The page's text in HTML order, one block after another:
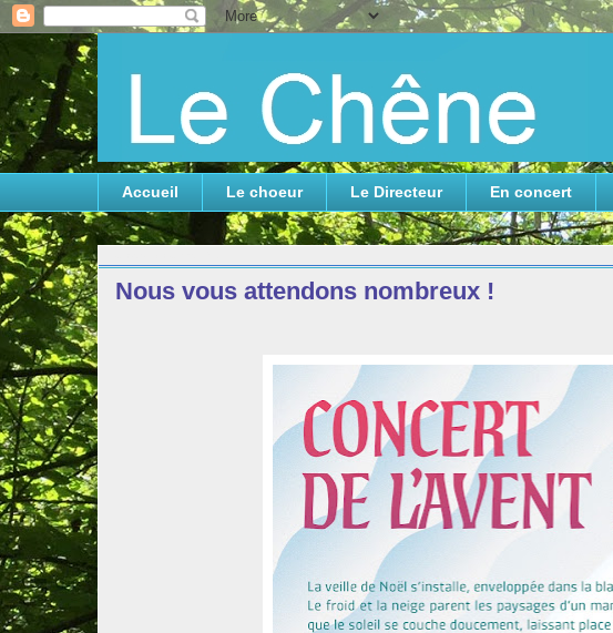
Accueil Le choeur Le Directeur En concert
Nous vous attendons nombreux !